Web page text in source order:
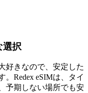
選択
好きなので、安定した
Redex eSIMは、タイ
予期しない場所でも安